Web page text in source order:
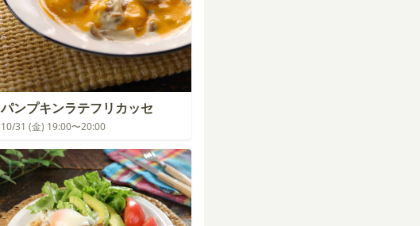
パンプキンラテフリカッセ
10/31 (金) 19:00〜20:00